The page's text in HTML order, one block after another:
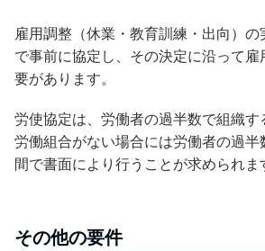
雇用調整（休業・教育訓練・出向）
で事前に協定し、その決定に沿って
要があります。
労使協定は、労働者の過半数で組織す
労働組合がない場合には労働者の過
間で書面により行うことが求められま
その他の要件